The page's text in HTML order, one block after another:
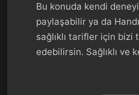
Bu konuda kendi
paylaşabilir ya da
sağlıklı tarifler için bizi
edebilirsin. Sağlıklı ve